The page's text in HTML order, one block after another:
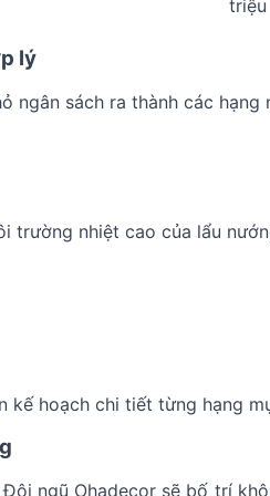
triệu
lý
ngân sách ra thành các hạng
trường nhiệt cao của lẩu
hoạch chi tiết từng hạng
ngũ Ohadecor sẽ bố trí